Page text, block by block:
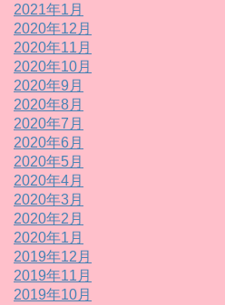
2021年1月
2020年12月
2020年11月
2020年10月
2020年9月
2020年8月
2020年7月
2020年6月
2020年5月
2020年4月
2020年3月
2020年2月
2020年1月
2019年12月
2019年11月
2019年10月